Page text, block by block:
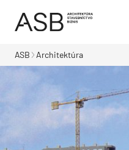
ASB Architektúra